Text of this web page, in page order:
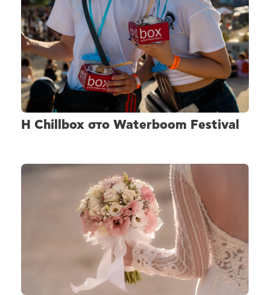
H Chillbox στο Waterboom Festival